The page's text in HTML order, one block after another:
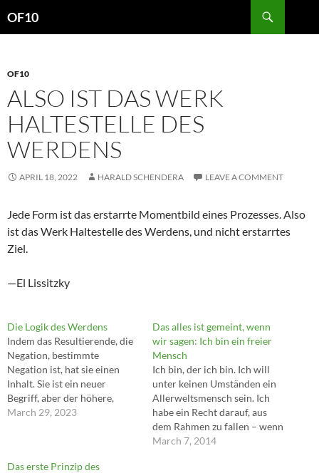
OF10
OF10
ALSO IST DAS WERK
HALTESTELLE DES
WERDENS
APRIL 18, 2022 HARALD SCHENDERA LEAVE A COMMENT
Jede Form ist das erstarrte Momentbild eines Prozesses. Also
ist das Werk Haltestelle des Werdens, und nicht erstarrtes
Ziel.
—El Lissitzky
Die Logik des Werdens
Indem das Resultierende, die
Negation, bestimmte
Negation ist, hat sie einen
Inhalt. Sie ist ein neuer
Begriff, aber der höhere,
reichere Begriff als der
March 29, 2023
Das alles ist gemeint, wenn
wir sagen: Ich bin ein freier
Mensch
Ich bin, der ich bin. Ich will
unter keinen Umständen ein
Allerweltsmensch sein. Ich
habe ein Recht darauf, aus
dem Rahmen zu fallen – wenn
ich es kann. Ich wünsche mir
March 7, 2014
Das erste Prinzip des